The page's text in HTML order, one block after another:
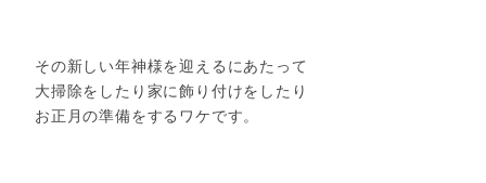
その新しい年神様を迎えるにあたって
大掃除をしたり家に飾り付けをしたり
お正月の準備をするワケです。